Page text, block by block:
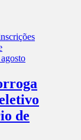
de